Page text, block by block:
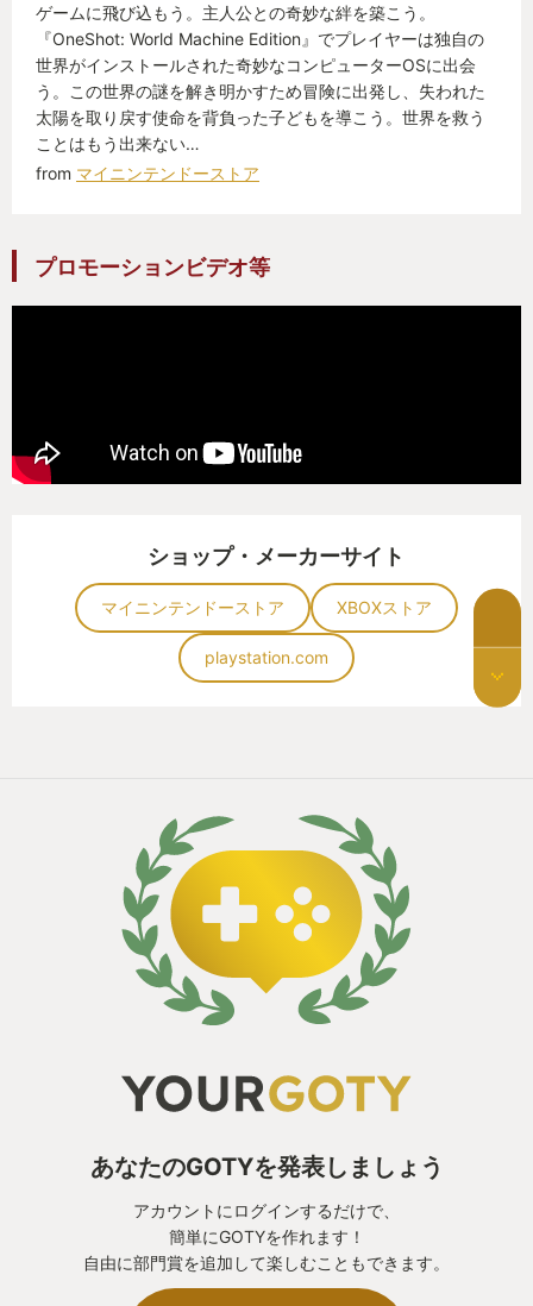
本作からは底力という、いわゆる必殺技的なシステ
ムも新たに導入されている。これが雑魚戦で敵を一
層するのにも便利に使えたりして、戦略だけでなく
余計な戦闘のストレス軽減に貢献してるのも良い。
他にも細かい改善点はあり、前作から大きな変化は
礼されたという印象で非常に楽しめた。
本作ではイベントシーンがフルボイス化されてい
る。それが良かったという人もいると思うけど、私
小さなドット絵で描かれたキャラクターが生き生き
として見えるのは、当然作り手の表現力もあるが、
何よりもプレイヤーの想像力の賜物だ。声を入れて
しまうと、それが削がれる側面がある。
画の良さがある。情報量を減らすことで解像度が上
がるということもある。
ボイスの全てを否定するわけではないけど、少なく
ともこのゲームにおいて声を入れる必要はないと感
トボイスが採用されていた。これが中途半端だと不
評だったようだが、私は声を入れるならこれぐらい
ス化はちょっと残念だった。
ゲームに飛び込もう。主人公との奇妙な絆を築こう。
『OneShot: World Machine Edition』でプレイヤーは独自の
世界がインストールされた奇妙なコンピューターOSに出会
う。この世界の謎を解き明かすため冒険に出発し、失われた
太陽を取り戻す使命を背負った子どもを導こう。世界を救う
ことはもう出来ない…
from マイニンテンドーストア
プロモーションビデオ等
ショップ・メーカーサイト
マイニンテンドーストア XBOXストア
playstation.com
あなたのGOTYを発表しましょう
アカウントにログインするだけで、
簡単にGOTYを作れます！
自由に部門賞を追加して楽しむこともできます。